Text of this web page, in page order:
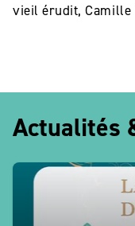
vieil érudit, Camille
Actualités